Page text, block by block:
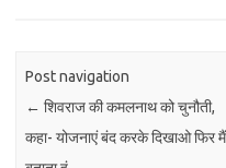
Post navigation
← शिवराज की कमलनाथ को चुनौती,
कहा- योजनाएं बंद करके दिखाओ फिर मैं